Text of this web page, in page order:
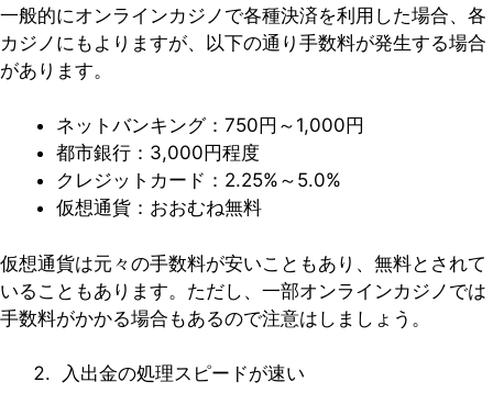
一般的にオンラインカジノで各種決済を利用した場合、各
カジノにもよりますが、以下の通り手数料が発生する場合
があります。
ネットバンキング：750円～1,000円
都市銀行：3,000円程度
クレジットカード：2.25%～5.0%
仮想通貨：おおむね無料
仮想通貨は元々の手数料が安いこともあり、無料とされて
いることもあります。ただし、一部オンラインカジノでは
手数料がかかる場合もあるので注意はしましょう。
入出金の処理スピードが速い